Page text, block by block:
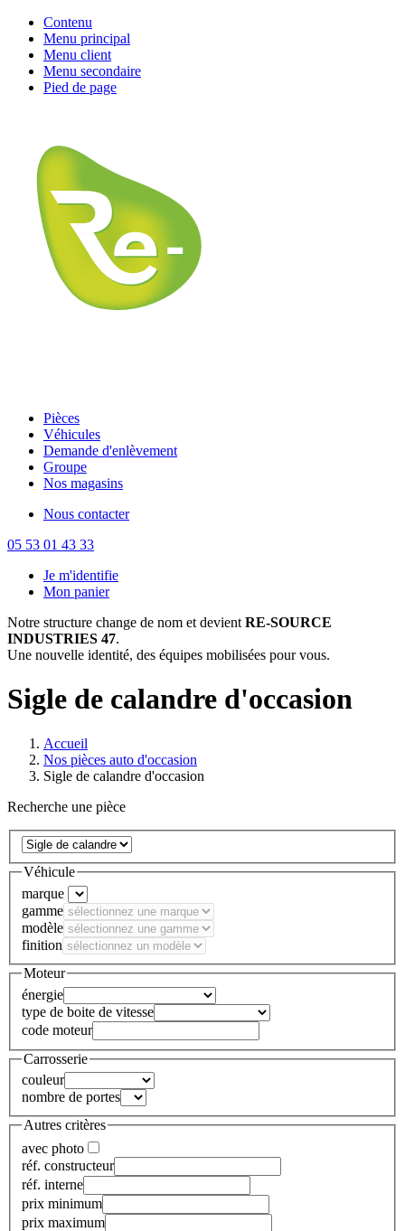
Contenu
Menu principal
Menu client
Menu secondaire
Pied de page
Pièces
Véhicules
Demande d'enlèvement
Groupe
Nos magasins
Nous contacter
05 53 01 43 33
Je m'identifie
Mon panier
Notre structure change de nom et devient RE-SOURCE
INDUSTRIES 47.
Une nouvelle identité, des équipes mobilisées pour vous.
Sigle de calandre d'occasion
Accueil
Nos pièces auto d'occasion
Sigle de calandre d'occasion
Recherche une pièce
Véhicule
marque
gamme
modèle
finition
Moteur
énergie
type de boite de vitesse
code moteur
Carrosserie
couleur
nombre de portes
Autres critères
avec photo
réf. constructeur
réf. interne
prix minimum
prix maximum